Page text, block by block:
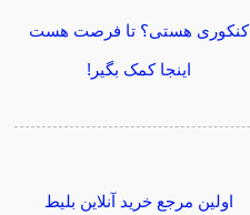
کنکوری هستی؟ تا فرصت هست
اینجا کمک بگیر!
اولین مرجع خرید آنلاین بلیط